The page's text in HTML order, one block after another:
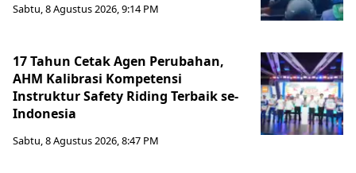
Sabtu, 8 Agustus 2026, 9:14 PM
17 Tahun Cetak Agen Perubahan,
AHM Kalibrasi Kompetensi
Instruktur Safety Riding Terbaik se-
Indonesia
Sabtu, 8 Agustus 2026, 8:47 PM